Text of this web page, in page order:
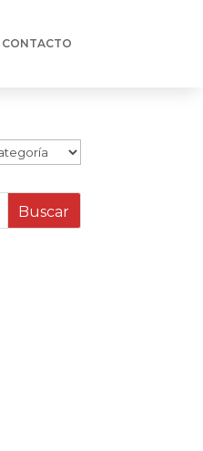
CONTACTO
Buscar